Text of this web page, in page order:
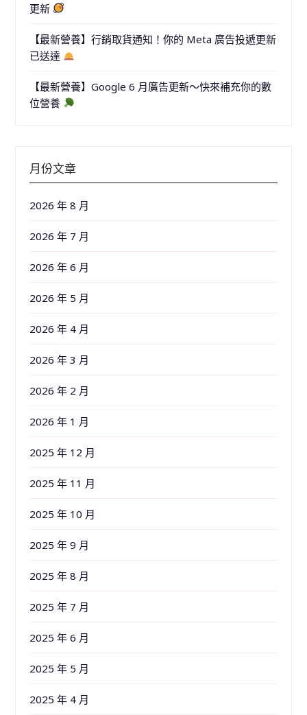
更新
【最新營養】行銷取貨通知！你的 Meta 廣告投遞更新
已送達
【最新營養】Google 6 月廣告更新～快來補充你的數
位營養
月份文章
2026 年 8 月
2026 年 7 月
2026 年 6 月
2026 年 5 月
2026 年 4 月
2026 年 3 月
2026 年 2 月
2026 年 1 月
2025 年 12 月
2025 年 11 月
2025 年 10 月
2025 年 9 月
2025 年 8 月
2025 年 7 月
2025 年 6 月
2025 年 5 月
2025 年 4 月